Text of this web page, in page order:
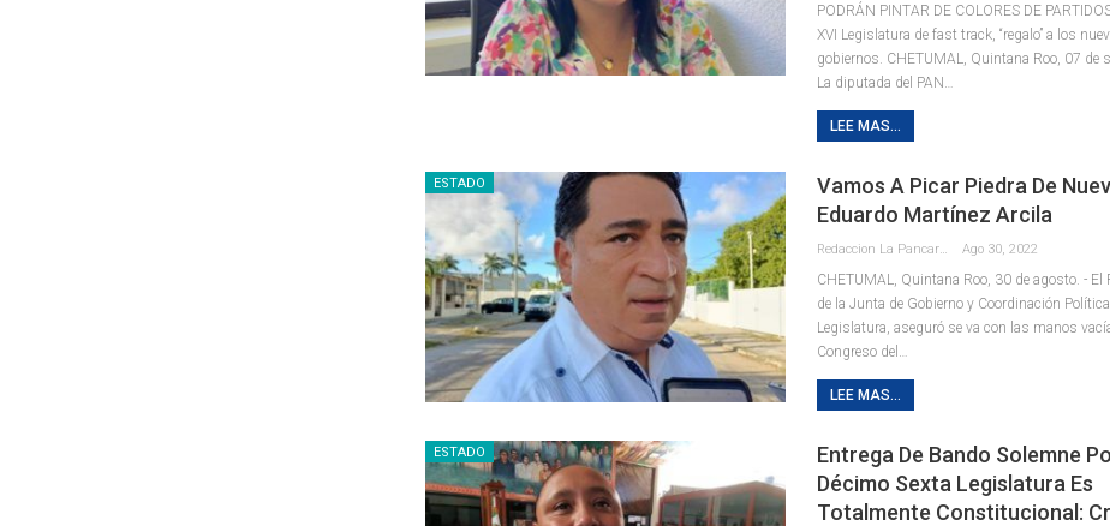
PODRÁN PINTAR DE COLORES DE
XVI Legislatura de fast track, “regalo” a los
gobiernos. CHETUMAL, Quintana Roo, 07 de
La diputada del PAN
LEE MAS...
ESTADO
Vamos A Picar Piedra De
Eduardo Martínez Arcila
Ago 30, 2022
CHETUMAL, Quintana Roo, 30 de agosto. - El
de la Junta de Gobierno y Coordinación Política
Legislatura, aseguró se va con las manos
Congreso del
LEE MAS...
ESTADO
Entrega De Bando Solemne
Décimo Sexta Legislatura Es
Totalmente Constitucional: